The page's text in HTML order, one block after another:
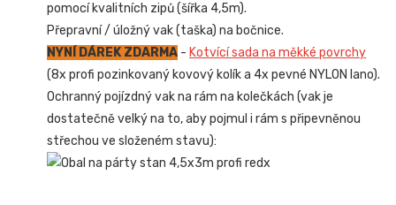
pomocí kvalitních zipů (šířka 4,5m).
Přepravní / úložný vak (taška) na bočnice.
NYNÍ DÁREK ZDARMA - Kotvící sada na měkké povrchy
(8x profi pozinkovaný kovový kolík a 4x pevné NYLON lano).
Ochranný pojízdný vak na rám na kolečkách (vak je
dostatečně velký na to, aby pojmul i rám s připevněnou
střechou ve složeném stavu):